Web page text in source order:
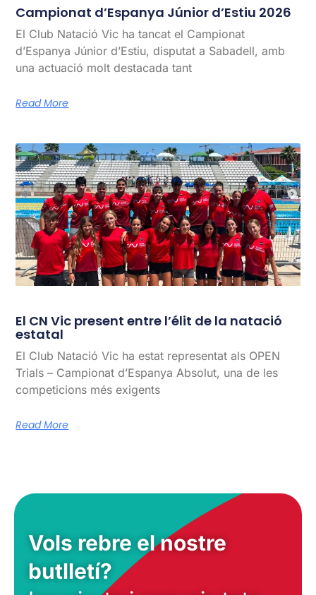
Campionat d’Espanya Júnior d’Estiu 2026
El Club Natació Vic ha tancat el Campionat
d’Espanya Júnior d’Estiu, disputat a Sabadell, amb
una actuació molt destacada tant
Read More
El CN Vic present entre l’élit de la natació
estatal
El Club Natació Vic ha estat representat als OPEN
Trials – Campionat d’Espanya Absolut, una de les
competicions més exigents
Read More
Vols rebre el nostre
butlletí?